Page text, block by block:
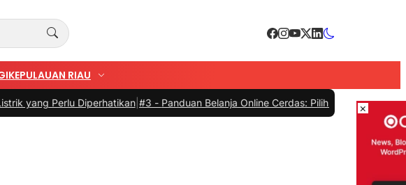
KEPULAUAN RIAU
Diperhatikan|#3 -Panduan Belanja Online Cerdas: Pilih Produk dengan Bijak dan
×